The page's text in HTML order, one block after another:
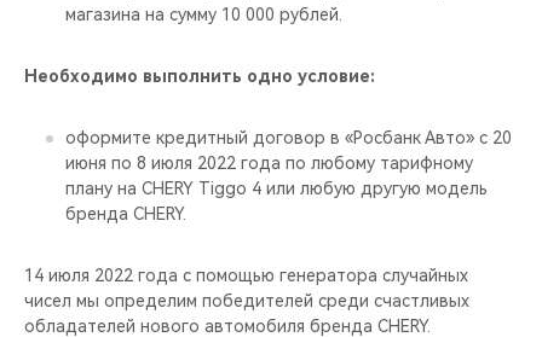
магазина на сумму 10 000 рублей.
Необходимо выполнить одно условие:
оформите кредитный договор в «Росбанк Авто» с 20
июня по 8 июля 2022 года по любому тарифному
плану на CHERY Tiggo 4 или любую другую модель
бренда CHERY.
14 июля 2022 года с помощью генератора случайных
чисел мы определим победителей среди счастливых
обладателей нового автомобиля бренда CHERY.